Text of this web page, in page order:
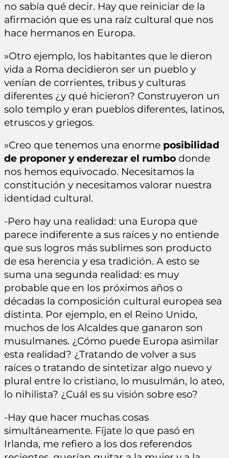
no sabía qué decir. Hay que reiniciar de la
afirmación que es una raíz cultural que nos
hace hermanos en Europa.
»Otro ejemplo, los habitantes que le dieron
vida a Roma decidieron ser un pueblo y
venían de corrientes, tribus y culturas
diferentes ¿y qué hicieron? Construyeron un
solo templo y eran pueblos diferentes, latinos,
etruscos y griegos.
»Creo que tenemos una enorme posibilidad
de proponer y enderezar el rumbo donde
nos hemos equivocado. Necesitamos la
constitución y necesitamos valorar nuestra
identidad cultural.
-Pero hay una realidad: una Europa que
parece indiferente a sus raíces y no entiende
que sus logros más sublimes son producto
de esa herencia y esa tradición. A esto se
suma una segunda realidad: es muy
probable que en los próximos años o
décadas la composición cultural europea sea
distinta. Por ejemplo, en el Reino Unido,
muchos de los Alcaldes que ganaron son
musulmanes. ¿Cómo puede Europa asimilar
esta realidad? ¿Tratando de volver a sus
raíces o tratando de sintetizar algo nuevo y
plural entre lo cristiano, lo musulmán, lo ateo,
lo nihilista? ¿Cuál es su visión sobre eso?
-Hay que hacer muchas cosas
simultáneamente. Fíjate lo que pasó en
Irlanda, me refiero a los dos referendos